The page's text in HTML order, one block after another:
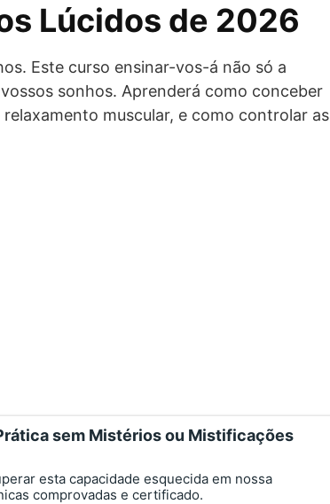
Lúcidos de 2026
Este curso ensinar-vos-á não só a
sonhos. Aprenderá como conceber
muscular, e como controlar as
sem Mistérios ou Mistificações
esta capacidade esquecida em nossa
comprovadas e certificado.